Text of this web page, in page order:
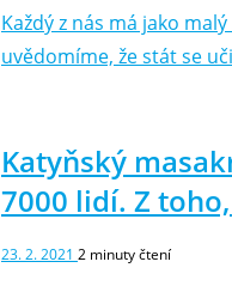
Každý z nás má jako
uvědomíme, že stát se
Katyňský
7000 lidí. Z
23. 2. 2021 2 minuty čtení